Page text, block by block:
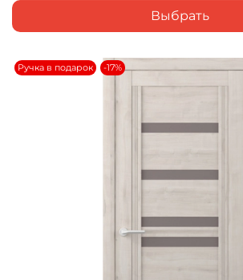
Выбрать
Ручка в подарок -17%